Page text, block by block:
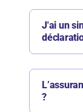
J'ai un
?